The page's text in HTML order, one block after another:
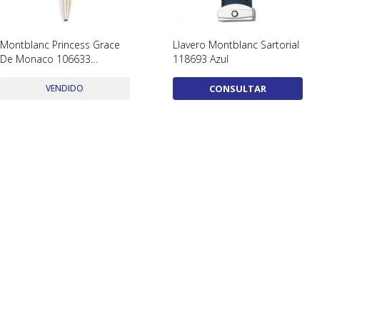
Montblanc Princess Grace
De Monaco 106633
Estuche Y Papeles
VENDIDO
Llavero Montblanc Sartorial
118693 Azul
CONSULTAR